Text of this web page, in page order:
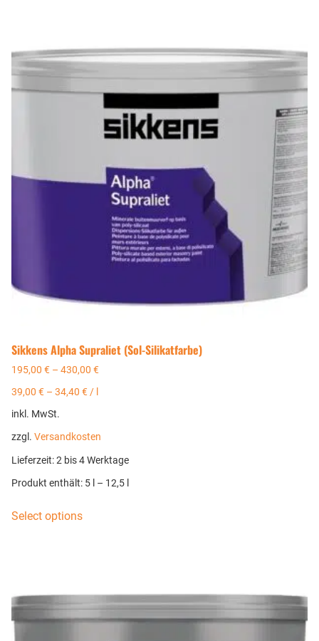
Sikkens Alpha Supraliet (Sol-Silikatfarbe)
195,00 € – 430,00 €
39,00 € – 34,40 € /
inkl. MwSt.
zzgl. Versandkosten
Lieferzeit:2 bis 4 Werktage
Produkt enthält: 5 – 12,5
Select options